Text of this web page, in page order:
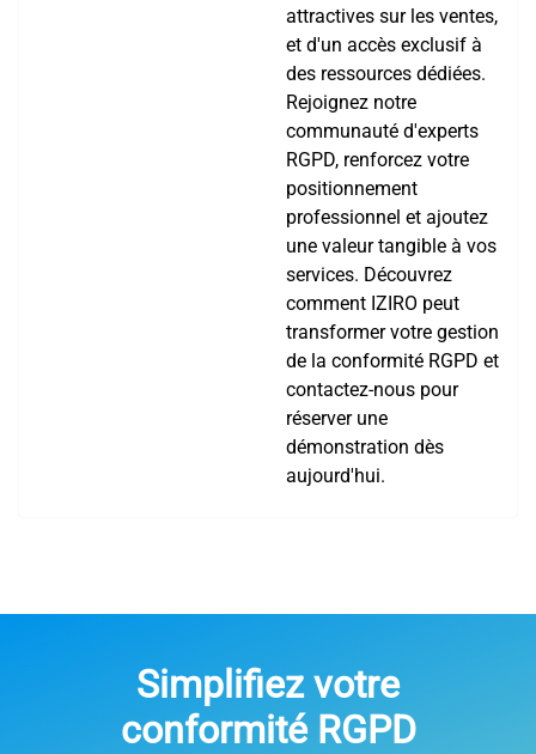
attractives sur les ventes,
et d'un accès exclusif à
des ressources dédiées.
Rejoignez notre
communauté d'experts
RGPD, renforcez votre
positionnement
professionnel et ajoutez
une valeur tangible à vos
services. Découvrez
comment IZIRO peut
transformer votre gestion
de la conformité RGPD et
contactez-nous pour
réserver une
démonstration dès
aujourd'hui.
Simplifiez votre
conformité RGPD